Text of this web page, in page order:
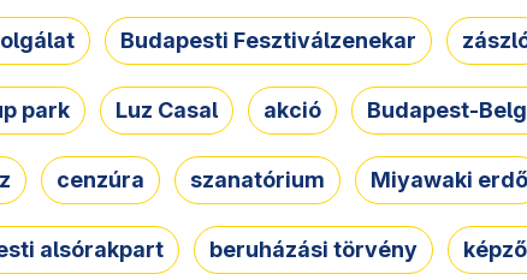
Budapesti Fesztiválzenekar
park Luz Casal akció Budapest-
cenzúra szanatórium Miyawaki erdő
alsórakpart beruházási törvény